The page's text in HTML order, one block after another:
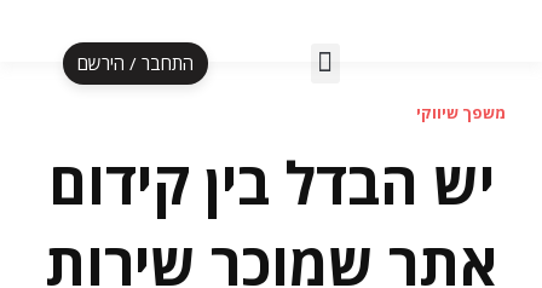
התחבר / הירשם
משפך שיווקי
יש הבדל בין קידום
אתר שמוכר שירות